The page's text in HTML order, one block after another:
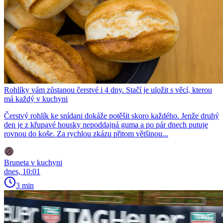
Rohlíky vám zůstanou čerstvé i 4 dny. Stačí je uložit s věcí, kterou
má každý v kuchyni
Čerstvý rohlík ke snídani dokáže potěšit skoro každého. Jenže druhý
den je z křupavé housky nepoddajná guma a po pár dnech putuje
rovnou do koše. Za rychlou zkázu přitom většinou...
Bruneta v kuchyni
dnes, 10:01
3 min